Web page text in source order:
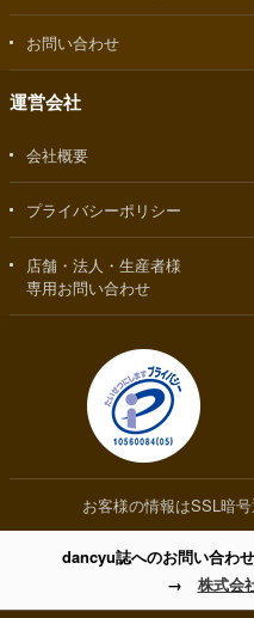
お問い合わせ
運営会社
会社概要
プライバシーポリシー
店舗・法人・生産者様
専用お問い合わせ
お客様の情報はSSL暗
dancyu誌へのお問い合わ
→ 株式会